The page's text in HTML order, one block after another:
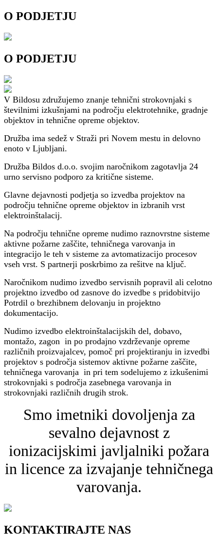
O PODJETJU
O PODJETJU
V Bildosu združujemo znanje tehnični strokovnjaki s
številnimi izkušnjami na področju elektrotehnike, gradnje
objektov in tehnične opreme objektov.
Družba ima sedež v Straži pri Novem mestu in delovno
enoto v Ljubljani.
Družba Bildos d.o.o. svojim naročnikom zagotavlja 24
urno servisno podporo za kritične sisteme.
Glavne dejavnosti podjetja so izvedba projektov na
področju tehnične opreme objektov in izbranih vrst
elektroinštalacij.
Na področju tehnične opreme nudimo raznovrstne sisteme
aktivne požarne zaščite, tehničnega varovanja in
integracijo le teh v sisteme za avtomatizacijo procesov
vseh vrst. S partnerji poskrbimo za rešitve na ključ.
Naročnikom nudimo izvedbo servisnih popravil ali celotno
projektno izvedbo od zasnove do izvedbe s pridobitvijo
Potrdil o brezhibnem delovanju in projektno
dokumentacijo.
Nudimo izvedbo elektroinštalacijskih del, dobavo,
montažo, zagon in po prodajno vzdrževanje opreme
različnih proizvajalcev, pomoč pri projektiranju in izvedbi
projektov s področja sistemov aktivne požarne zaščite,
tehničnega varovanja in pri tem sodelujemo z izkušenimi
strokovnjaki s področja zasebnega varovanja in
strokovnjaki različnih drugih strok.
Smo imetniki dovoljenja za
sevalno dejavnost z
ionizacijskimi javljalniki požara
in licence za izvajanje tehničnega
varovanja.
KONTAKTIRAJTE NAS